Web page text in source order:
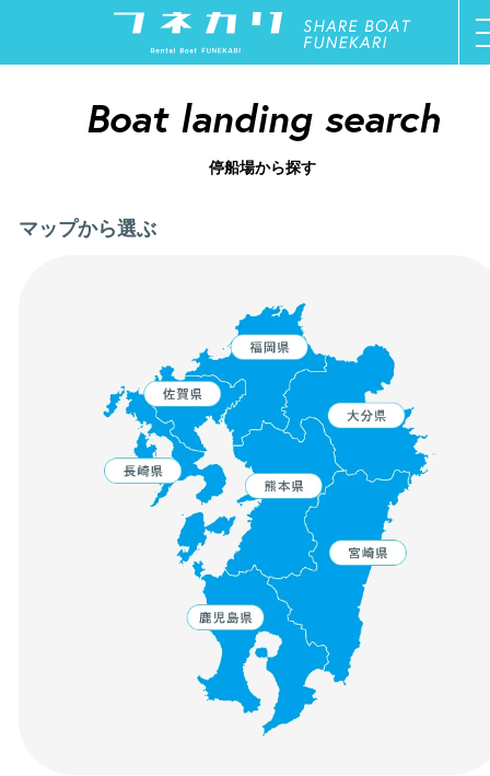
新着情報
お問い合わせ
マイページ
新規登録
Boat landing search
停船場から探す
マップから選ぶ